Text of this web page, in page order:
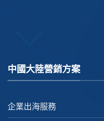
中國大陸營銷方案
企業出海服務